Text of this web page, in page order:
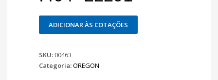
ADICIONAR ÀS COTAÇÕES
SKU: 00463
Categoria:OREGON